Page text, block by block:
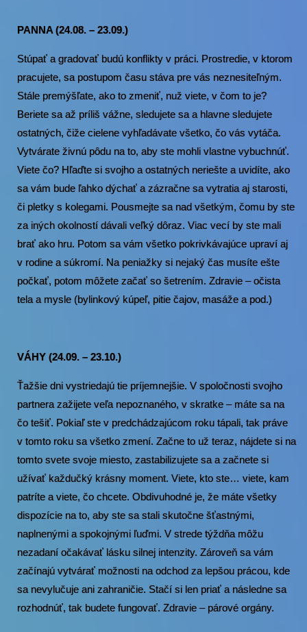
PANNA (24.08. – 23.09.)
Stúpať a gradovať budú konflikty v práci. Prostredie, v ktorom
pracujete, sa postupom času stáva pre vás neznesiteľným.
Stále premýšľate, ako to zmeniť, nuž viete, v čom to je?
Beriete sa až príliš vážne, sledujete sa a hlavne sledujete
ostatných, čiže cielene vyhľadávate všetko, čo vás vytáča.
Vytvárate živnú pôdu na to, aby ste mohli vlastne vybuchnúť.
Viete čo? Hľaďte si svojho a ostatných neriešte a uvidíte, ako
sa vám bude ľahko dýchať a zázračne sa vytratia aj starosti,
či pletky s kolegami. Pousmejte sa nad všetkým, čomu by ste
za iných okolností dávali veľký dôraz. Viac vecí by ste mali
brať ako hru. Potom sa vám všetko pokrivkávajúce upraví aj
v rodine a súkromí. Na peniažky si nejaký čas musíte ešte
počkať, potom môžete začať so šetrením. Zdravie – očista
tela a mysle (bylinkový kúpeľ, pitie čajov, masáže a pod.)
VÁHY (24.09. – 23.10.)
Ťažšie dni vystriedajú tie príjemnejšie. V spoločnosti svojho
partnera zažijete veľa nepoznaného, v skratke – máte sa na
čo tešiť. Pokiaľ ste v predchádzajúcom roku tápali, tak práve
v tomto roku sa všetko zmení. Začne to už teraz, nájdete si na
tomto svete svoje miesto, zastabilizujete sa a začnete si
užívať každučký krásny moment. Viete, kto ste… viete, kam
patríte a viete, čo chcete. Obdivuhodné je, že máte všetky
dispozície na to, aby ste sa stali skutočne šťastnými,
naplnenými a spokojnými ľuďmi. V strede týždňa môžu
nezadaní očakávať lásku silnej intenzity. Zároveň sa vám
začínajú vytvárať možnosti na odchod za lepšou prácou, kde
sa nevylučuje ani zahraničie. Stačí si len priať a následne sa
rozhodnúť, tak budete fungovať. Zdravie – párové orgány.